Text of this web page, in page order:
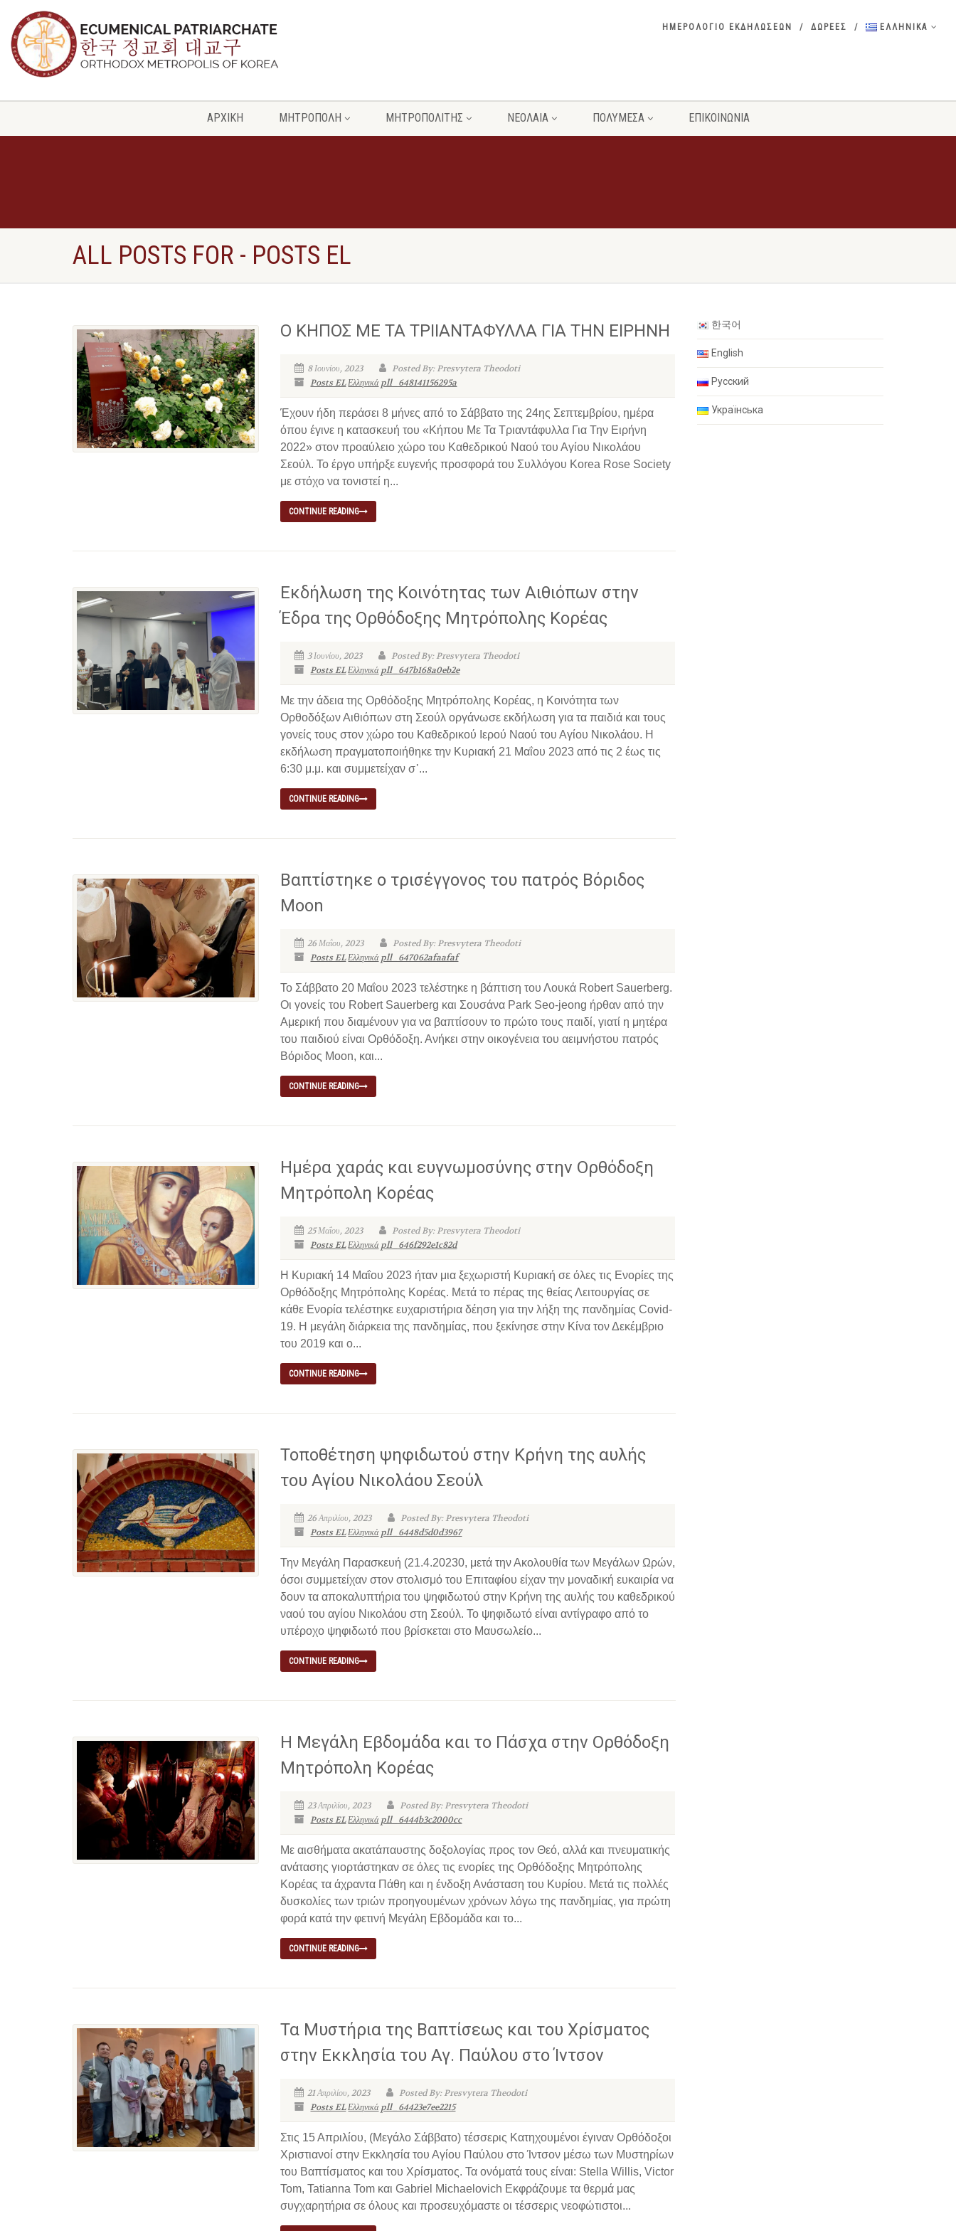
ΗΜΕΡΟΛΟΓΙΟ ΕΚΔΗΛΩΣΕΩΝ ΔΩΡΕΕΣ ΕΛΛΗΝΙΚΑ
ΑΡΧΙΚΗ ΜΗΤΡΟΠΟΛΗ ΜΗΤΡΟΠΟΛΙΤΗΣ ΝΕΟΛΑΙΑ ΠΟΛΥΜΕΣΑ ΕΠΙΚΟΙΝΩΝΙΑ
ALL POSTS FOR - POSTS EL
Ο ΚΗΠΟΣ ΜΕ ΤΑ ΤΡΙΙΑΝΤΑΦΥΛΛΑ ΓΙΑ ΤΗΝ ΕΙΡΗΝΗ
8 Ιουνίου, 2023
Posted By: Presvytera Theodoti
Posts ELΕλληνικά pll_648141156295a
Έχουν ήδη περάσει 8 μήνες από το Σάββατο της 24ης Σεπτεμβρίου, ημέρα
όπου έγινε η κατασκευή του «Κήπου Με Τα Τριαντάφυλλα Για Την Ειρήνη
2022» στον προαύλειο χώρο του Καθεδρικού Ναού του Αγίου Νικολάου
Σεούλ. Το έργο υπήρξε ευγενής προσφορά του Συλλόγου Korea Rose Society
με στόχο να τονιστεί η...
CONTINUE READING
Εκδήλωση της Κοινότητας των Αιθιόπων στην
Έδρα της Ορθόδοξης Μητρόπολης Κορέας
3 Ιουνίου, 2023
Posted By: Presvytera Theodoti
Posts ELΕλληνικά pll_647b168a0eb2e
Με την άδεια της Ορθόδοξης Μητρόπολης Κορέας, η Κοινότητα των
Ορθοδόξων Αιθιόπων στη Σεούλ οργάνωσε εκδήλωση για τα παιδιά και τους
γονείς τους στον χώρο του Καθεδρικού Ιερού Ναού του Αγίου Νικολάου. Η
εκδήλωση πραγματοποιήθηκε την Κυριακή 21 Μαΐου 2023 από τις 2 έως τις
6:30 μ.μ. και συμμετείχαν σ᾽...
CONTINUE READING
Βαπτίστηκε ο τρισέγγονος του πατρός Βόριδος
Moon
26 Μαΐου, 2023
Posted By: Presvytera Theodoti
Posts ELΕλληνικά pll_647062afaafaf
Το Σάββατο 20 Μαΐου 2023 τελέστηκε η βάπτιση του Λουκά Robert Sauerberg.
Οι γονείς του Robert Sauerberg και Σουσάνα Park Seo-jeong ήρθαν από την
Αμερική που διαμένουν για να βαπτίσουν το πρώτο τους παιδί, γιατί η μητέρα
του παιδιού είναι Ορθόδοξη. Ανήκει στην οικογένεια του αειμνήστου πατρός
Βόριδος Moon, και...
CONTINUE READING
Ημέρα χαράς και ευγνωμοσύνης στην Ορθόδοξη
Μητρόπολη Κορέας
25 Μαΐου, 2023
Posted By: Presvytera Theodoti
Posts ELΕλληνικά pll_646f292e1c82d
Η Κυριακή 14 Μαΐου 2023 ήταν μια ξεχωριστή Κυριακή σε όλες τις Ενορίες της
Ορθόδοξης Μητρόπολης Κορέας. Μετά το πέρας της θείας Λειτουργίας σε
κάθε Ενορία τελέστηκε ευχαριστήρια δέηση για την λήξη της πανδημίας Covid-
19. Η μεγάλη διάρκεια της πανδημίας, που ξεκίνησε στην Κίνα τον Δεκέμβριο
του 2019 και ο...
CONTINUE READING
Τοποθέτηση ψηφιδωτού στην Κρήνη της αυλής
του Αγίου Νικολάου Σεούλ
26 Απριλίου, 2023
Posted By: Presvytera Theodoti
Posts ELΕλληνικά pll_6448d5d0d3967
Την Μεγάλη Παρασκευή (21.4.20230, μετά την Ακολουθία των Μεγάλων Ωρών,
όσοι συμμετείχαν στον στολισμό του Επιταφίου είχαν την μοναδική ευκαιρία να
δουν τα αποκαλυπτήρια του ψηφιδωτού στην Κρήνη της αυλής του καθεδρικού
ναού του αγίου Νικολάου στη Σεούλ. Το ψηφιδωτό είναι αντίγραφο από το
υπέροχο ψηφιδωτό που βρίσκεται στο Μαυσωλείο...
CONTINUE READING
Η Μεγάλη Εβδομάδα και το Πάσχα στην Ορθόδοξη
Μητρόπολη Κορέας
23 Απριλίου, 2023
Posted By: Presvytera Theodoti
Posts ELΕλληνικά pll_6444b3c2000cc
Με αισθήματα ακατάπαυστης δοξολογίας προς τον Θεό, αλλά και πνευματικής
ανάτασης γιορτάστηκαν σε όλες τις ενορίες της Ορθόδοξης Μητρόπολης
Κορέας τα άχραντα Πάθη και η ένδοξη Ανάσταση του Κυρίου. Μετά τις πολλές
δυσκολίες των τριών προηγουμένων χρόνων λόγω της πανδημίας, για πρώτη
φορά κατά την φετινή Μεγάλη Εβδομάδα και το...
CONTINUE READING
Τα Μυστήρια της Βαπτίσεως και του Χρίσματος
στην Εκκλησία του Αγ. Παύλου στο Ίντσον
21 Απριλίου, 2023
Posted By: Presvytera Theodoti
Posts ELΕλληνικά pll_64423e7ee2215
Στις 15 Απριλίου, (Μεγάλο Σάββατο) τέσσερις Κατηχουμένοι έγιναν Ορθόδοξοι
Χριστιανοί στην Εκκλησία του Αγίου Παύλου στο Ίντσον μέσω των Μυστηρίων
του Βαπτίσματος και του Χρίσματος. Τα ονόματά τους είναι: Stella Willis, Victor
Tom, Tatianna Tom και Gabriel Michaelovich Εκφράζουμε τα θερμά μας
συγχαρητήρια σε όλους και προσευχόμαστε οι τέσσερις νεοφώτιστοι...
한국어
English
Русский
Українська